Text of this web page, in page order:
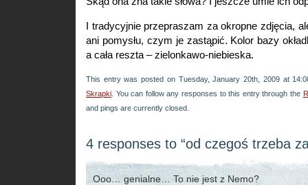
I tradycyjnie przepraszam za okropne zdjęcia,
ani pomysłu, czym je zastąpić. Kolor bazy
a cała reszta – zielonkawo-niebieska.
This entry was posted on Tuesday, January 20th, 2009 at
Skrapki . You can follow any responses to this entry through the
and pings are currently closed.
4 responses to “od czegoś trzeba
Ooo… genialne… To nie jest z Nemo?